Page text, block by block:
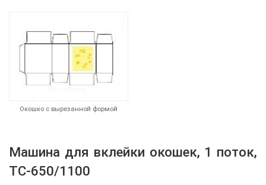
Окошко с вырезанной формой
Машина для вклейки окошек, 1 поток,
TC-650/1100